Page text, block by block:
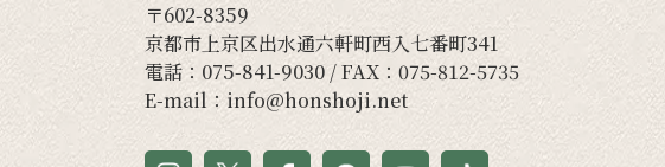
〒602-8359
京都市上京区出水通六軒町西入七番町341
電話： 075-841-9030/ FAX：075-812-5735
E-mail： info@honshoji.net